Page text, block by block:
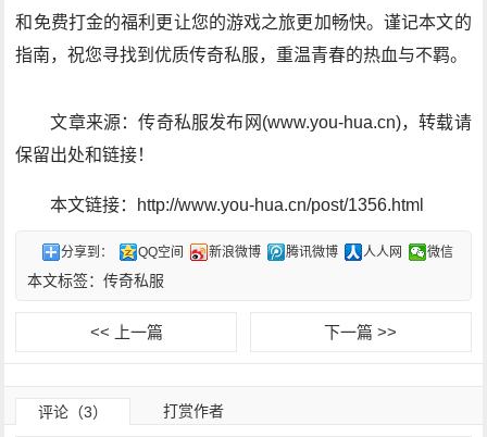
和免费打金的福利更让您的游戏之旅更加畅快。谨记本文的
指南，祝您寻找到优质传奇私服，重温青春的热血与不羁。
文章来源：传奇私服发布网(www.you-hua.cn)，转载请
保留出处和链接！
本文链接：http://www.you-hua.cn/post/1356.html
分享到： QQ空间 新浪微博 腾讯微博 人人网 微信
本文标签：传奇私服
<< 上一篇 下一篇 >>
评论（3） 打赏作者